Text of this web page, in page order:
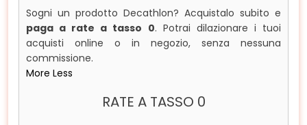
Sogni un prodotto Decathlon? Acquistalo subito e
paga a rate a tasso 0. Potrai dilazionare i tuoi
acquisti online o in negozio, senza nessuna
commissione.
More Less
RATE A TASSO 0